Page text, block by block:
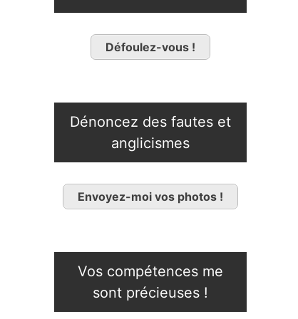
Défoulez-vous !
Dénoncez des fautes et
anglicismes
Envoyez-moi vos photos !
Vos compétences me
sont précieuses !